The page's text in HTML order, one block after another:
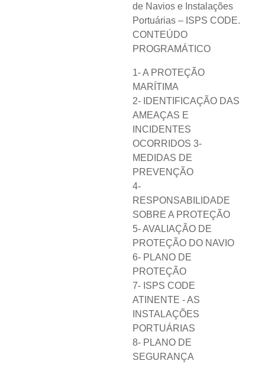
de Navios e Instalações
Portuárias – ISPS CODE.
CONTEÚDO
PROGRAMÁTICO
1- A PROTEÇÃO
MARÍTIMA
2- IDENTIFICAÇÃO DAS
AMEAÇAS E
INCIDENTES
OCORRIDOS 3-
MEDIDAS DE
PREVENÇÃO
4-
RESPONSABILIDADE
SOBRE A PROTEÇÃO
5- AVALIAÇÃO DE
PROTEÇÃO DO NAVIO
6- PLANO DE
PROTEÇÃO
7- ISPS CODE
ATINENTE - AS
INSTALAÇÕES
PORTUÁRIAS
8- PLANO DE
SEGURANÇA